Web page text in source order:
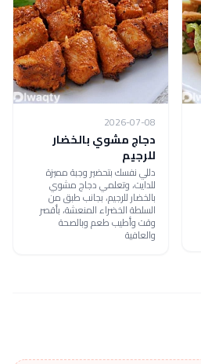
2026-07-08
دجاج مشوي بالخضار
للرجيم
دللي نفسك بتحضير وجبة مميزة
للدايت، وتعلمي دجاج مشوي
بالخضار للرجيم، بجانب طبق من
السلطة الخضراء المنعشة، بأقصر
وقت وأطيب طعم وبالصحة
والعافية